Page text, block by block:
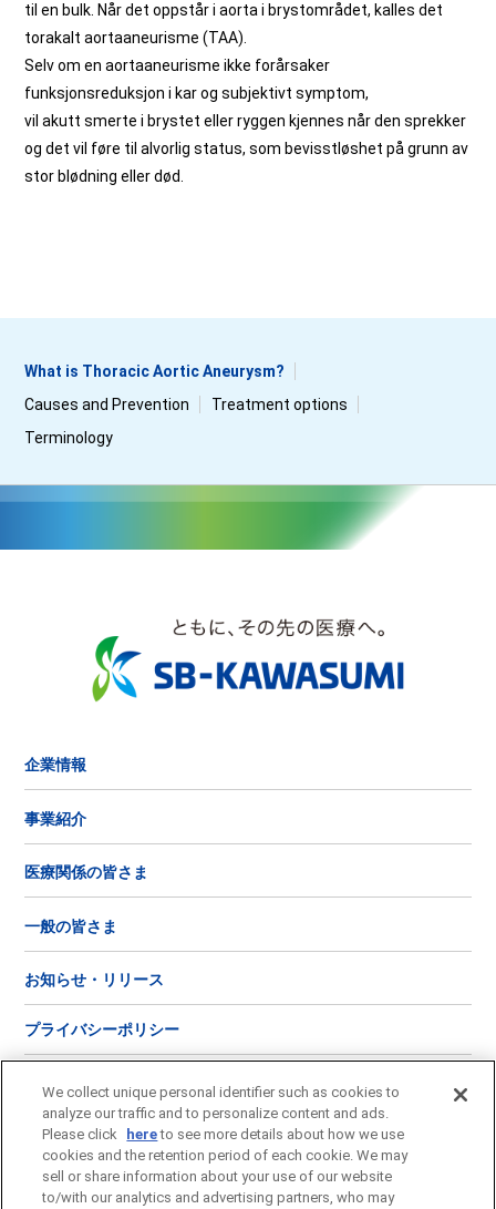
til en bulk. Når det oppstår i aorta i brystområdet, kalles det
torakalt aortaaneurisme (TAA).
Selv om en aortaaneurisme ikke forårsaker
funksjonsreduksjon i kar og subjektivt symptom,
vil akutt smerte i brystet eller ryggen kjennes når den sprekker
og det vil føre til alvorlig status, som bevisstløshet på grunn av
stor blødning eller død.
What is Thoracic Aortic Aneurysm?
Causes and Prevention
Treatment options
Terminology
企業情報
事業紹介
医療関係の皆さま
一般の皆さま
お知らせ・リリース
プライバシーポリシー
ソーシャルメディアポリシー
お問い合わせ
We collect unique personal identifier such as cookies to
analyze our traffic and to personalize content and ads.
Please click
hereto see more details about how we use
cookies and the retention period of each cookie. We may
sell or share information about your use of our website
to/with our analytics and advertising partners, who may